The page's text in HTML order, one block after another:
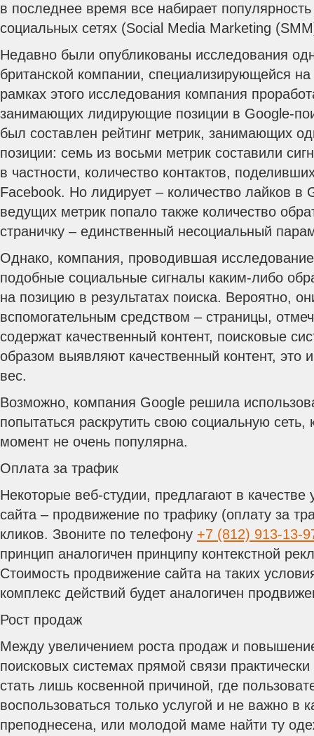
в последнее время все набирает
социальных сетях (Social Media Marketing
Недавно были опубликованы исследования
британской компании, специализирующейся
рамках этого исследования компания
занимающих лидирующие позиции в Google-
был составлен рейтинг метрик, занимающих
позиции: семь из восьми метрик составили
в частности, количество контактов,
Facebook. Но лидирует – количество лайков в
ведущих метрик попало также количество
страничку – единственный несоциальный
Однако, компания, проводившая
подобные социальные сигналы каким-либо
на позицию в результатах поиска. Вероятно,
вспомогательным средством – страницы,
содержат качественный контент, поисковые
образом выявляют качественный контент, это
вес.
Возможно, компания Google решила
попытаться раскрутить свою социальную сеть,
момент не очень популярна.
Оплата за трафик
Некоторые веб-студии, предлагают в качестве
сайта – продвижение по трафику (оплату за
кликов. Звоните по телефону +7 (812) 913-13-
принцип аналогичен принципу контекстной
Стоимость продвижение сайта на таких
комплекс действий будет аналогичен
Рост продаж
Между увеличением роста продаж и
поисковых системах прямой связи
стать лишь косвенной причиной, где
воспользоваться только услугой и не важно в
преподнесена, или молодой маме найти ту